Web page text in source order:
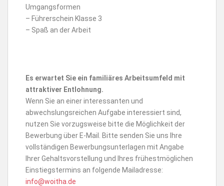
Umgangsformen
– Führerschein Klasse 3
– Spaß an der Arbeit
Es erwartet Sie ein familiäres Arbeitsumfeld mit
attraktiver Entlohnung.
Wenn Sie an einer interessanten und
abwechslungsreichen Aufgabe interessiert sind,
nutzen Sie vorzugsweise bitte die Möglichkeit der
Bewerbung über E-Mail. Bitte senden Sie uns Ihre
vollständigen Bewerbungsunterlagen mit Angabe
Ihrer Gehaltsvorstellung und Ihres frühestmöglichen
Einstiegstermins an folgende Mailadresse:
info@woitha.de